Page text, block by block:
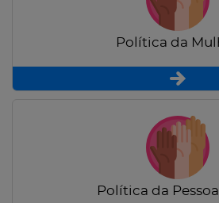
Política da
Política da